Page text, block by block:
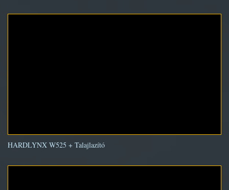
HARDLYNX W525 + Talajlazító